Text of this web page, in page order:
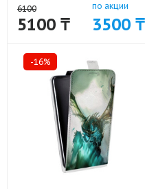
6100
5100 ₸
по акции
3500 ₸
-16%